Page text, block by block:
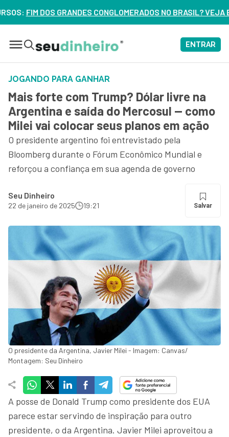
NO BRASIL? VEJA ERROS DE 3 DELES –
ENTRAR
JOGANDO PARA GANHAR
Mais forte com Trump? Dólar livre na
Argentina e saída do Mercosul — como
Milei vai colocar seus planos em ação
O presidente argentino foi entrevistado pela
Bloomberg durante o Fórum Econômico Mundial e
reforçou a confiança em sua agenda de governo
Seu Dinheiro
22 de janeiro de 2025 19:21 Salvar
O presidente da Argentina, Javier Milei - Imagem: Canvas/
Montagem: Seu Dinheiro
A posse de Donald Trump como presidente dos EUA
parece estar servindo de inspiração para outro
presidente, o da Argentina. Javier Milei aproveitou a